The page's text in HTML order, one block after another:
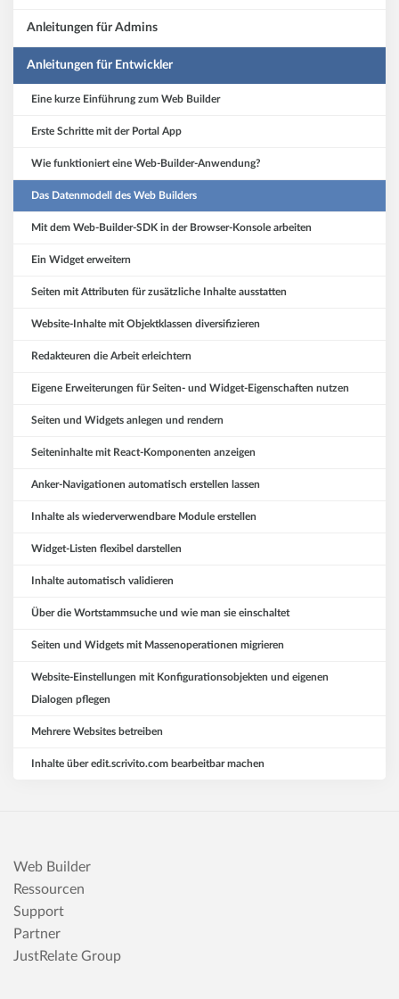
Anleitungen für Admins
Anleitungen für Entwickler
Eine kurze Einführung zum Web Builder
Erste Schritte mit der Portal App
Wie funktioniert eine Web-Builder-Anwendung?
Das Datenmodell des Web Builders
Mit dem Web-Builder-SDK in der Browser-Konsole arbeiten
Ein Widget erweitern
Seiten mit Attributen für zusätzliche Inhalte ausstatten
Website-Inhalte mit Objektklassen diversifizieren
Redakteuren die Arbeit erleichtern
Eigene Erweiterungen für Seiten- und Widget-Eigenschaften nutzen
Seiten und Widgets anlegen und rendern
Seiteninhalte mit React-Komponenten anzeigen
Anker-Navigationen automatisch erstellen lassen
Inhalte als wiederverwendbare Module erstellen
Widget-Listen flexibel darstellen
Inhalte automatisch validieren
Über die Wortstammsuche und wie man sie einschaltet
Seiten und Widgets mit Massenoperationen migrieren
Website-Einstellungen mit Konfigurationsobjekten und eigenen
Dialogen pflegen
Mehrere Websites betreiben
Inhalte über edit.scrivito.com bearbeitbar machen
Web Builder
Ressourcen
Support
Partner
JustRelate Group